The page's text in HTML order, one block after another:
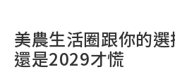
美農生活圈跟你的
還是2029才慌